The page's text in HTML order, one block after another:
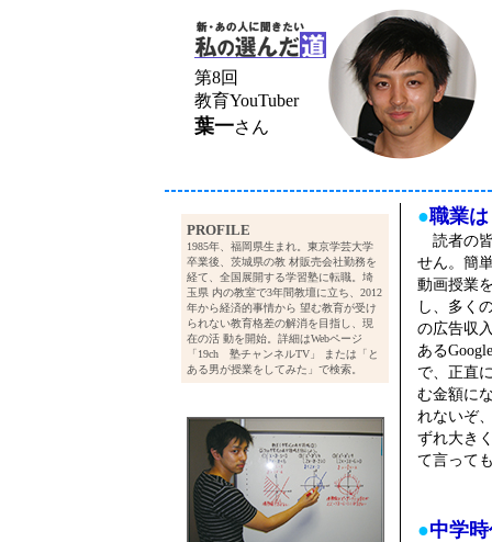
第8回
教育YouTuber
葉一さん
PROFILE
1985年、福岡県生まれ。東京学芸大学
卒業後、茨城県の教 材販売会社勤務を
経て、全国展開する学習塾に転職。埼
玉県 内の教室で3年間教壇に立ち、2012
年から経済的事情から 望む教育が受け
られない教育格差の解消を目指し、現
在の活 動を開始。詳細はWebページ
「19ch 塾チャンネルTV」 または「と
ある男が授業をしてみた」で検索。
●職業
読者の
せん。簡
動画授業
し、多く
の広告収
ある
で、正直
む金額に
れないぞ
ずれ大き
て言って
●中学